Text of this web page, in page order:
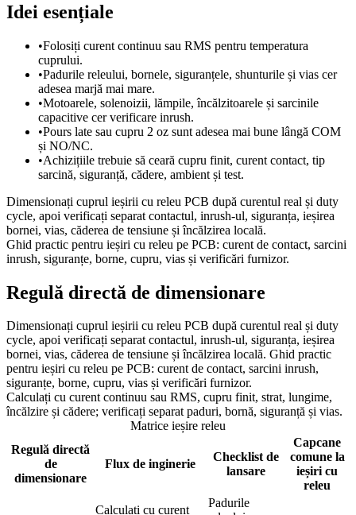
Idei esențiale
•Folosiți curent continuu sau RMS pentru temperatura
cuprului.
•Padurile releului, bornele, siguranțele, shunturile și vias cer
adesea marjă mai mare.
•Motoarele, solenoizii, lămpile, încălzitoarele și sarcinile
capacitive cer verificare inrush.
•Pours late sau cupru 2 oz sunt adesea mai bune lângă COM
și NO/NC.
•Achizițiile trebuie să ceară cupru finit, curent contact, tip
sarcină, siguranță, cădere, ambient și test.
Dimensionați cuprul ieșirii cu releu PCB după curentul real și duty
cycle, apoi verificați separat contactul, inrush-ul, siguranța, ieșirea
bornei, vias, căderea de tensiune și încălzirea locală.
Ghid practic pentru ieșiri cu releu pe PCB: curent de contact, sarcini
inrush, siguranțe, borne, cupru, vias și verificări furnizor.
Regulă directă de dimensionare
Dimensionați cuprul ieșirii cu releu PCB după curentul real și duty
cycle, apoi verificați separat contactul, inrush-ul, siguranța, ieșirea
bornei, vias, căderea de tensiune și încălzirea locală. Ghid practic
pentru ieșiri cu releu pe PCB: curent de contact, sarcini inrush,
siguranțe, borne, cupru, vias și verificări furnizor.
Calculați cu curent continuu sau RMS, cupru finit, strat, lungime,
încălzire și cădere; verificați separat paduri, bornă, siguranță și vias.
Matrice ieșire releu
Regulă directă
de
dimensionare
Flux de inginerie
Checklist de
lansare
Capcane
comune la
ieșiri cu
releu
Calculați cu curent
Padurile